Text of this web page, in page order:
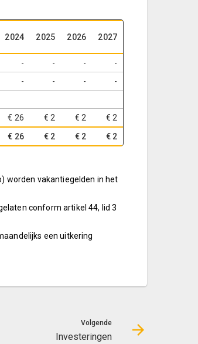
2024 2025 2026 2027
- - -
-
- - -
-
€ 26 € 2 € 2
€ 2
€ 26 € 2 € 2 € 2
worden vakantiegelden in het
conform artikel 44, lid 3
een uitkering
Volgende
Investeringen